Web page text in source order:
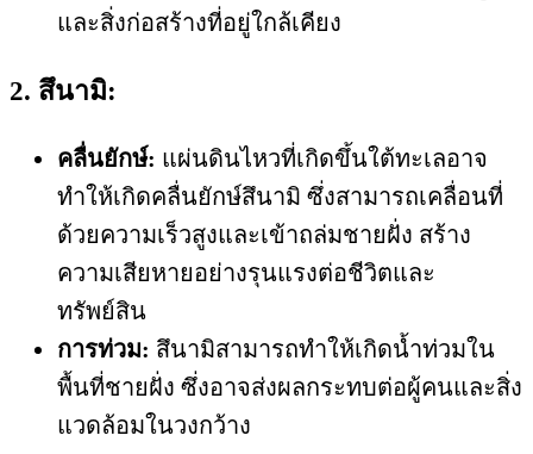
และสิ่งก่อสร้างที่อยู่ใกล้เคียง
2. สึนามิ:
คลื่นยักษ์: แผ่นดินไหวที่เกิดขึ้นใต้ทะเลอาจ
ทำให้เกิดคลื่นยักษ์สึนามิ ซึ่งสามารถเคลื่อนที่
ด้วยความเร็วสูงและเข้าถล่มชายฝั่ง สร้าง
ความเสียหายอย่างรุนแรงต่อชีวิตและ
ทรัพย์สิน
การท่วม: สึนามิสามารถทำให้เกิดน้ำท่วมใน
พื้นที่ชายฝั่ง ซึ่งอาจส่งผลกระทบต่อผู้คนและสิ่ง
แวดล้อมในวงกว้าง